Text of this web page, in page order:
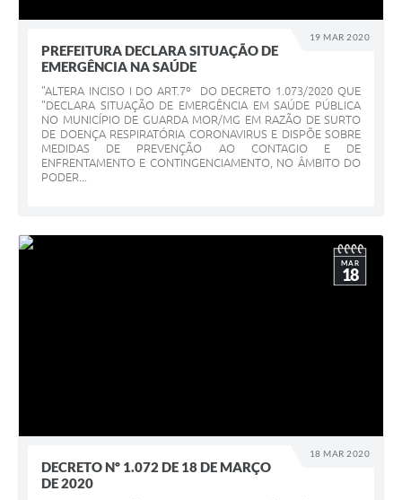
19 MAR 2020
PREFEITURA DECLARA SITUAÇÃO DE
EMERGÊNCIA NA SAÚDE
"ALTERA INCISO I DO ART.7º DO DECRETO 1.073/2020 QUE
"DECLARA SITUAÇÃO DE EMERGÊNCIA EM SAÚDE PÚBLICA
NO MUNICÍPIO DE GUARDA MOR/MG EM RAZÃO DE SURTO
DE DOENÇA RESPIRATÓRIA CORONAVIRUS E DISPÕE SOBRE
MEDIDAS DE PREVENÇÃO AO CONTAGIO E DE
ENFRENTAMENTO E CONTINGENCIAMENTO, NO ÂMBITO DO
PODER...
18 MAR 2020
MAR
18
DECRETO Nº 1.072 DE 18 DE MARÇO
DE 2020